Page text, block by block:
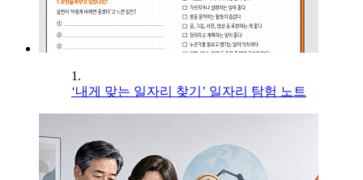
1.
‘내게 맞는 일자리 찾기’ 일자리 탐험 노트